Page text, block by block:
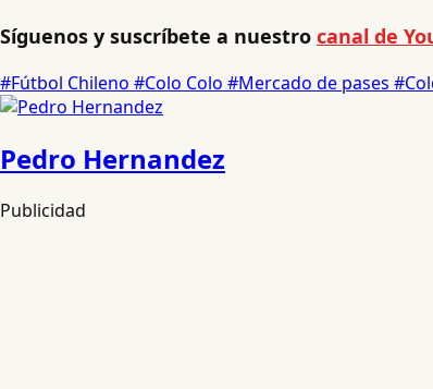
Síguenos y suscríbete a nuestro canal de
#Fútbol Chileno #Colo Colo #Mercado de pases
Pedro Hernandez
Publicidad